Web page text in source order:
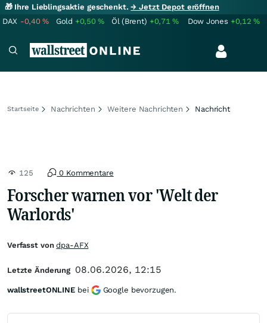
🎁 Ihre Lieblingsaktie geschenkt.→ Jetzt Depot eröffnen
DAX -0,40% Gold +0,50% Öl (Brent) +0,71% Dow Jones +0,12%
Startseite Nachrichten Weitere Nachrichten Nachricht
125 0 Kommentare
Forscher warnen vor 'Welt der
Warlords'
Verfasst vondpa-AFX
Letzte Änderung 08.06.2026, 12:15
wallstreetONLINE bei Google bevorzugen.